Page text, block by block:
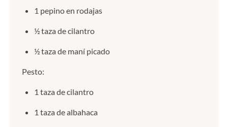
1 pepino en rodajas
½ taza de cilantro
½ taza de maní picado
Pesto:
1 taza de cilantro
1 taza de albahaca